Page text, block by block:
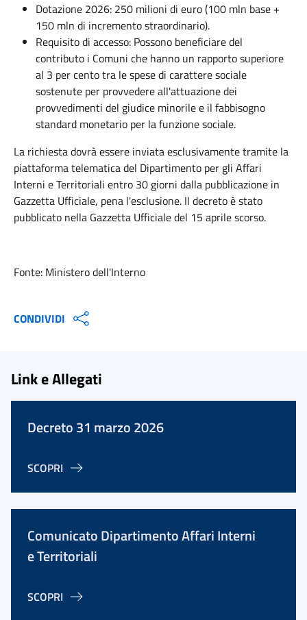
Dotazione 2026: 250 milioni di euro (100 mln base +
150 mln di incremento straordinario).
Requisito di accesso: Possono beneficiare del
contributo i Comuni che hanno un rapporto superiore
al 3 per cento tra le spese di carattere sociale
sostenute per provvedere all'attuazione dei
provvedimenti del giudice minorile e il fabbisogno
standard monetario per la funzione sociale.
La richiesta dovrà essere inviata esclusivamente tramite la
piattaforma telematica del Dipartimento per gli Affari
Interni e Territoriali entro 30 giorni dalla pubblicazione in
Gazzetta Ufficiale, pena l'esclusione. Il decreto è stato
pubblicato nella Gazzetta Ufficiale del 15 aprile scorso.
Fonte: Ministero dell'Interno
CONDIVIDI
Link e Allegati
Decreto 31 marzo 2026
SCOPRI
Comunicato Dipartimento Affari Interni
e Territoriali
SCOPRI